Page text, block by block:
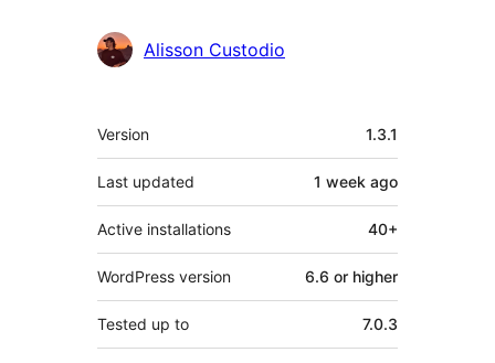
Alisson Custodio
Meta
Version 1.3.1
Last updated 1 week ago
Active installations 40+
WordPress version 6.6 or higher
Tested up to 7.0.3